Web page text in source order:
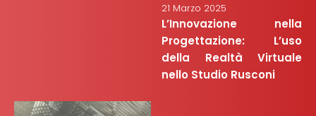
21 Marzo 2025
L’Innovazione nella
Progettazione: L’uso
della Realtà Virtuale
nello Studio Rusconi